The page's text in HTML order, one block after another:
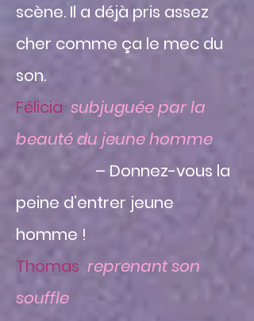
scène. Il a déjà pris assez
cher comme ça le mec du
son.
Félicia subjuguée par la
beauté du jeune homme
– Donnez-vous la
peine d’entrer jeune
homme !
Thomas reprenant son
souffle